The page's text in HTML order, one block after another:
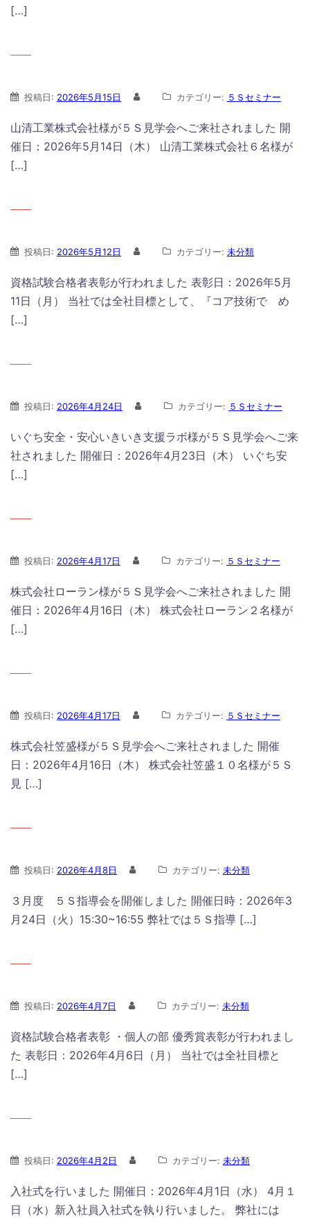
[…]
投稿日: 2026年5月15日 カテゴリー: ５Ｓセミナー
山清工業株式会社様が５Ｓ見学会へご来社されました 開
催日：2026年5月14日（木） 山清工業株式会社６名様が
[…]
投稿日: 2026年5月12日 カテゴリー: 未分類
資格試験合格者表彰が行われました 表彰日：2026年5月
11日（月） 当社では全社目標として、『コア技術で め
[…]
投稿日: 2026年4月24日 カテゴリー: ５Ｓセミナー
いぐち安全・安心いきいき支援ラボ様が５Ｓ見学会へご来
社されました 開催日：2026年4月23日（木） いぐち安
[…]
投稿日: 2026年4月17日 カテゴリー: ５Ｓセミナー
株式会社ローラン様が５Ｓ見学会へご来社されました 開
催日：2026年4月16日（木） 株式会社ローラン２名様が
[…]
投稿日: 2026年4月17日 カテゴリー: ５Ｓセミナー
株式会社笠盛様が５Ｓ見学会へご来社されました 開催
日：2026年4月16日（木） 株式会社笠盛１０名様が５Ｓ
見 […]
投稿日: 2026年4月8日 カテゴリー: 未分類
３月度 ５Ｓ指導会を開催しました 開催日時：2026年3
月24日（火）15:30~16:55 弊社では５Ｓ指導 […]
投稿日: 2026年4月7日 カテゴリー: 未分類
資格試験合格者表彰 ・個人の部 優秀賞表彰が行われまし
た 表彰日：2026年4月6日（月） 当社では全社目標と
[…]
投稿日: 2026年4月2日 カテゴリー: 未分類
入社式を行いました 開催日：2026年4月1日（水） 4月１
日（水）新入社員入社式を執り行いました。 弊社には